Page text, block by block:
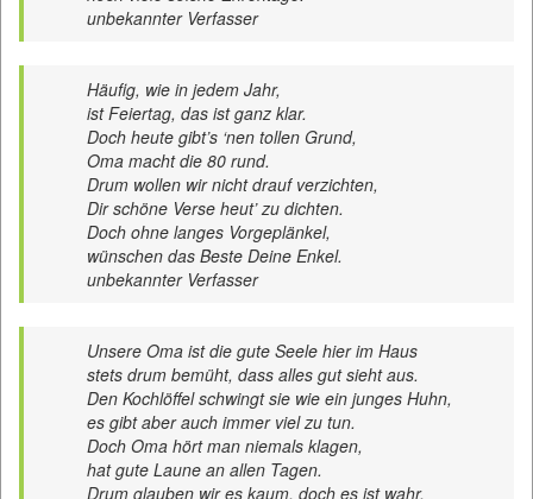
unbekannter Verfasser
Häufig, wie in jedem Jahr,
ist Feiertag, das ist ganz klar.
Doch heute gibt’s ‘nen tollen Grund,
Oma macht die 80 rund.
Drum wollen wir nicht drauf verzichten,
Dir schöne Verse heut’ zu dichten.
Doch ohne langes Vorgeplänkel,
wünschen das Beste Deine Enkel.
unbekannter Verfasser
Unsere Oma ist die gute Seele hier im Haus
stets drum bemüht, dass alles gut sieht aus.
Den Kochlöffel schwingt sie wie ein junges Huhn,
es gibt aber auch immer viel zu tun.
Doch Oma hört man niemals klagen,
hat gute Laune an allen Tagen.
Drum glauben wir es kaum, doch es ist wahr,